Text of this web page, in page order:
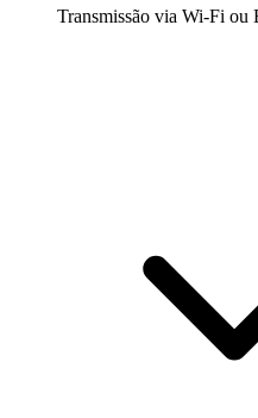
Transmissão via Wi-Fi ou